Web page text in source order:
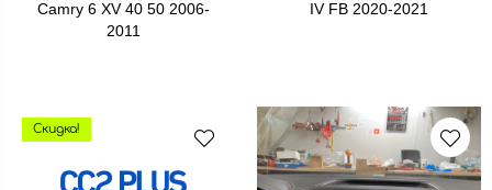
Camry 6 XV 40 50 2006-
2011
IV FB 2020-2021
Скидка!